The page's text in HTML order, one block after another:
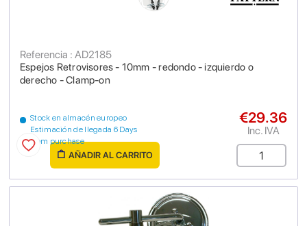
Espejos Retrovisores - 10mm - redondo - izquierdo o
derecho - Clamp-on
Referencia : AD2185
Stock en almacén europeo
Estimación de llegada 6 Days
from purchase
€29.36
Inc. IVA
AÑADIR AL CARRITO